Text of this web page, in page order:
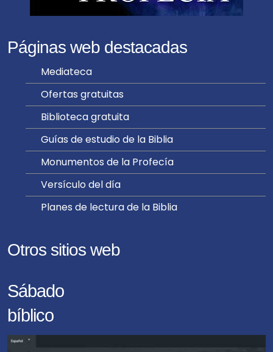
Páginas web destacadas
Mediateca
Ofertas gratuitas
Biblioteca gratuita
Guías de estudio de la Biblia
Monumentos de la Profecía
Versículo del día
Planes de lectura de la Biblia
Otros sitios web
Sábado
bíblico